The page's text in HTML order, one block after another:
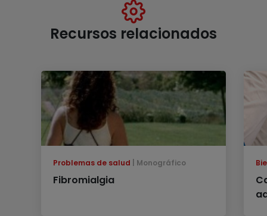
Recursos relacionados
Problemas de salud Monográfico
Fibromialgia